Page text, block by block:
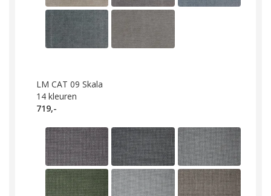
LM CAT 09 Skala
14 kleuren
719,-